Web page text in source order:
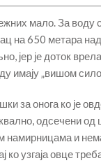
мало. За воду
на 650 метара
јер је доток
имају „вишом
за онога ко је
одсечени
намирницама и
ко узгаја овце